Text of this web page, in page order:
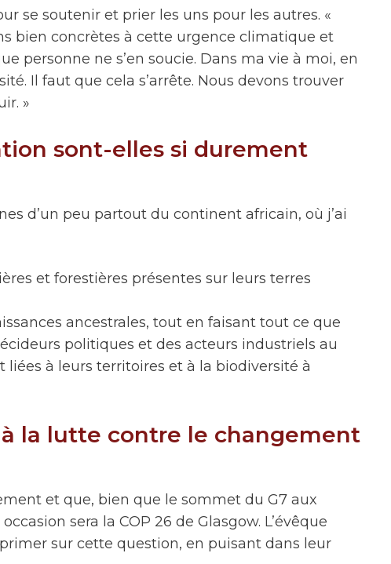
se soutenir et prier les uns pour les autres. «
bien concrètes à cette urgence climatique et
personne ne s’en soucie. Dans ma vie à moi, en
Il faut que cela s’arrête. Nous devons trouver
»
sont-elles si durement
d’un peu partout du continent africain, où j’ai
et forestières présentes sur leurs terres
ancestrales, tout en faisant tout ce que
politiques et des acteurs industriels au
à leurs territoires et à la biodiversité à
la lutte contre le changement
et que, bien que le sommet du G7 aux
sera la COP 26 de Glasgow. L’évêque
sur cette question, en puisant dans leur